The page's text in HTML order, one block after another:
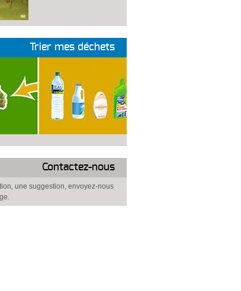
Trier mes déchets
Contactez-nous
une suggestion, envoyez-nous